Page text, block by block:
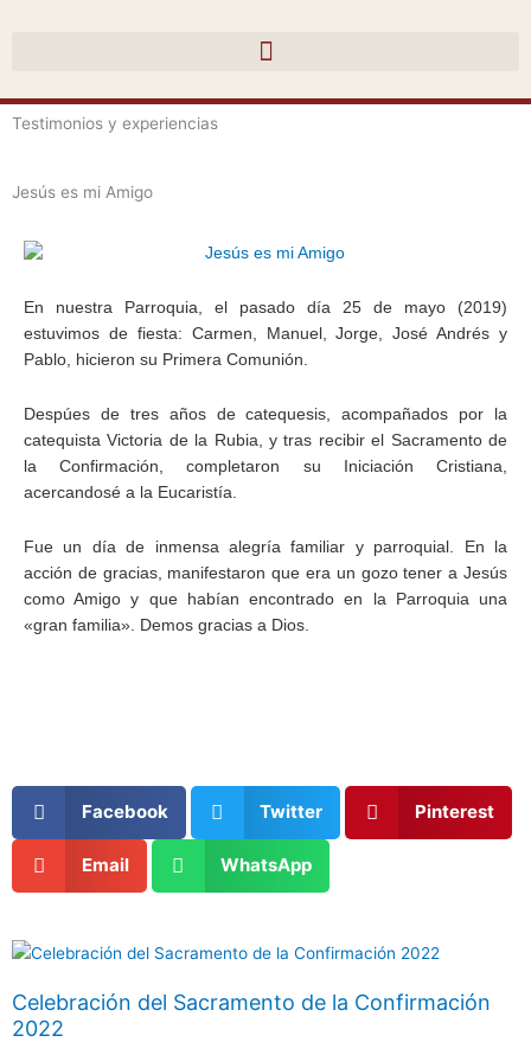
Testimonios y experiencias
Jesús es mi Amigo
En nuestra Parroquia, el pasado día 25 de mayo (2019)
estuvimos de fiesta: Carmen, Manuel, Jorge, José Andrés y
Pablo, hicieron su Primera Comunión.
Despúes de tres años de catequesis, acompañados por la
catequista Victoria de la Rubia, y tras recibir el Sacramento de
la Confirmación, completaron su Iniciación Cristiana,
acercandosé a la Eucaristía.
Fue un día de inmensa alegría familiar y parroquial. En la
acción de gracias, manifestaron que era un gozo tener a Jesús
como Amigo y que habían encontrado en la Parroquia una
«gran familia». Demos gracias a Dios.
Facebook Twitter Pinterest
Email WhatsApp
Celebración del Sacramento de la Confirmación
2022
Página
Página
Página
Página